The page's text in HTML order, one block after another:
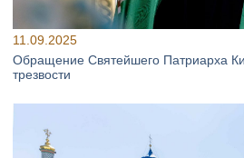
11.09.2025
Обращение Святейшего Патриарха
трезвости